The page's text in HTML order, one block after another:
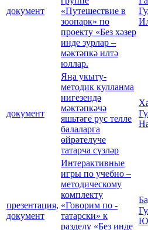
документ
«Путешествие в
зоопарк» по
проекту «Без хәзер
инде зурлар –
мәктәпкә илтә
юллар.
документ
Яңа укыту-
методик кулланма
нигезендә
мәктәпкәчә
яшьтәге рус телле
балаларга
өйрәтелүче
татарча сүзләр
презентация,
документ
Интерактивные
игры по учебно –
методическому
комплекту
«Говорим по -
татарски» к
разделу «Без инде